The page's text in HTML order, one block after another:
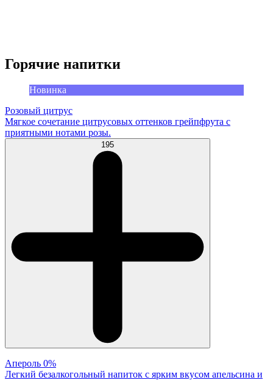
Горячие напитки
Новинка
Розовый цитрус
Мягкое сочетание цитрусовых оттенков грейпфрута с
приятными нотами розы.
195
Апероль 0%
Легкий безалкогольный напиток с ярким вкусом апельсина и